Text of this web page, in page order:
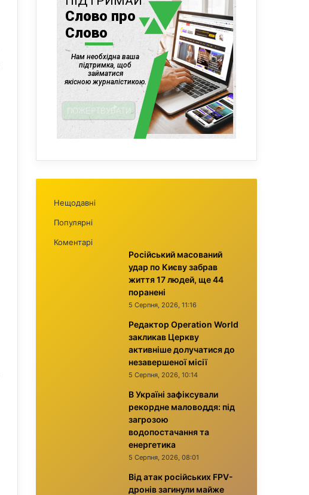
Нещодавні
Популярні
Коментарі
Російський масований
удар по Києву забрав
життя 17 людей, ще 44
поранені
5 Серпня, 2026, 11:16
Редактор Operation World
закликав Церкву
активніше долучатися до
незавершеної місії
5 Серпня, 2026, 10:14
В Україні зафіксували
рекордне маловоддя: під
загрозою
водопостачання та
енергетика
5 Серпня, 2026, 08:01
Від атак російських FPV-
дронів загинули майже